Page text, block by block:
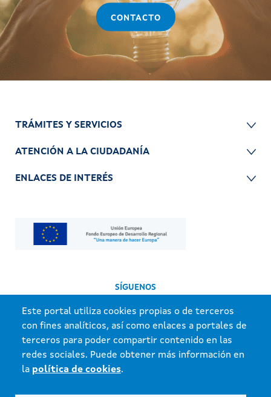
Este portal utiliza cookies propias o de terceros
con fines analíticos, así como enlaces a portales de
terceros para poder compartir contenido en las
redes sociales. Puede obtener más información en
la política de cookies.
CONTACTO
TRÁMITES Y SERVICIOS
ATENCIÓN A LA CIUDADANÍA
ENLACES DE INTERÉS
SÍGUENOS
Información mantenida y publicada en internet por la Xunta de Galicia.